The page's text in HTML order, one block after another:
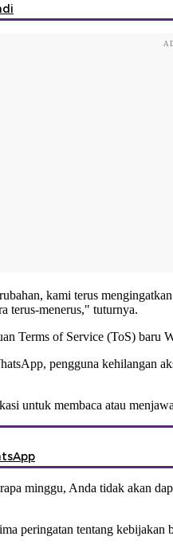
kami terus
terus-menerus," tuturnya.
Terms of Service (ToS) baru
, pengguna kehilangan
untuk membaca atau
minggu, Anda tidak akan
peringatan tentang kebijakan